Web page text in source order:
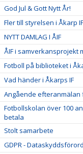
God Jul & Gott Nytt År!
Fler till styrelsen i Åkarp IF
NYTT DAMLAG I ÅIF
ÅIF i samverkansprojekt
Fotboll på biblioteket i
Vad händer i Åkarps IF
Angående efteranmälan
Fotbollskolan över 100
betala
Stolt samarbete
GDPR -